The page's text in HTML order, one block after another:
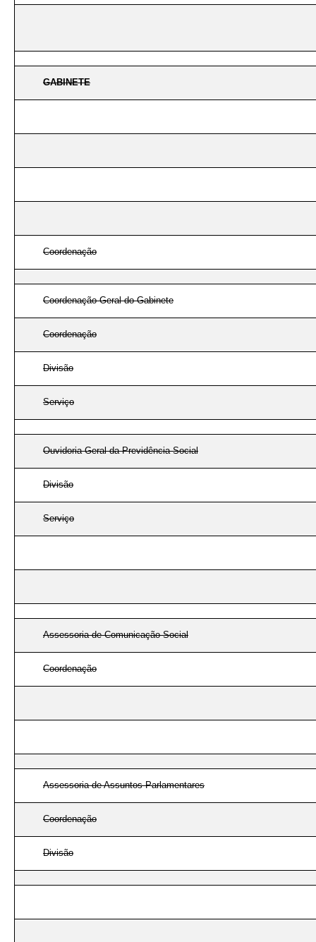
GABINETE
Coordenação
Coordenação-Geral do Gabinete
Coordenação
Divisão
Serviço
Ouvidoria-Geral da Previdência Social
Divisão
Serviço
Assessoria de Comunicação Social
Coordenação
Assessoria de Assuntos Parlamentares
Coordenação
Divisão